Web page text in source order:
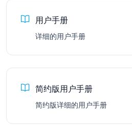
用户手册
详细的用户手册
简约版用户手册
简约版详细的用户手册